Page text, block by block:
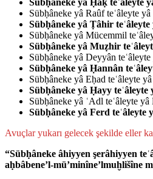
Sübḥâneke yâ Raûf teʿâleyte
Sübḥâneke yâ Ṭâhir
Sübḥâneke yâ Mücemmil
Sübḥâneke yâ Muẓhir
Sübḥâneke yâ Deyyân
Sübḥâneke yâ Ḥannân
Sübḥâneke yâ Eḥad teʿâleyte
Sübḥâneke yâ Ḥayy
Sübḥâneke yâ ʿAdl teʿâleyte
Sübḥâneke yâ Ferd
Avuçlar yukarı gelecek şekilde eller
“Sübḥâneke âhiyyen şerâhiyyen
aḥbâbene’l-mü’minîne’lmuḫlišîne